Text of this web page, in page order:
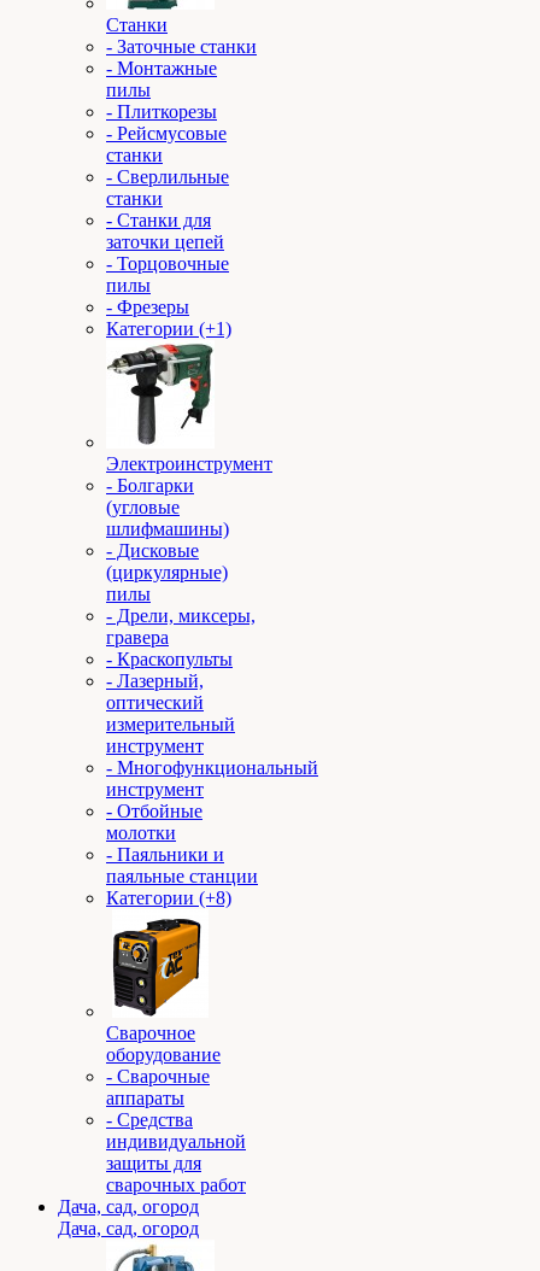
Станки
- Заточные станки
- Монтажные
пилы
- Плиткорезы
- Рейсмусовые
станки
- Сверлильные
станки
- Станки для
заточки цепей
- Торцовочные
пилы
- Фрезеры
Категории (+1)
Электроинструмент
- Болгарки
(угловые
шлифмашины)
- Дисковые
(циркулярные)
пилы
- Дрели, миксеры,
гравера
- Краскопульты
- Лазерный,
оптический
измерительный
инструмент
- Многофункциональный
инструмент
- Отбойные
молотки
- Паяльники и
паяльные станции
Категории (+8)
Сварочное
оборудование
- Сварочные
аппараты
- Средства
индивидуальной
защиты для
сварочных работ
Дача, сад, огород
Дача, сад, огород